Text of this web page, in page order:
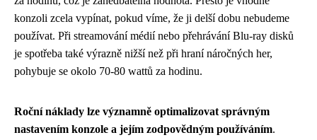
konzoli zcela vypínat, pokud víme, že ji delší dobu nebudeme
používat. Při streamování médií nebo přehrávání Blu-ray disků
je spotřeba také výrazně nižší než při hraní náročných her,
pohybuje se okolo 70-80 wattů za hodinu.
Roční náklady lze významně optimalizovat správným
nastavením konzole a jejím zodpovědným používáním.